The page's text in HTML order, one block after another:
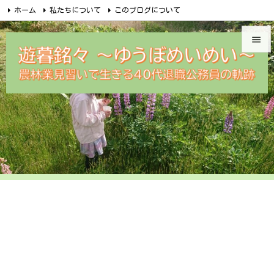


メニュ

サイド

前へ

次へ
ホーム 私たちについて このブログについて
無料メルマガ講座のご案内 めいめい企画オンラインショップ
遊暮銘々メルカリ 問合せ Facebook RSS Feedly